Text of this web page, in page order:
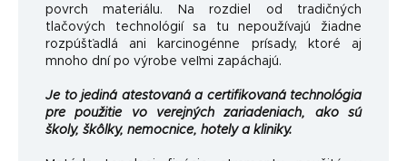
povrch materiálu. Na rozdiel od tradičných
tlačových technológií sa tu nepoužívajú žiadne
rozpúšťadlá ani karcinogénne prísady, ktoré aj
mnoho dní po výrobe veľmi zapáchajú.
Je to jediná atestovaná a certifikovaná technológia
pre použitie vo verejných zariadeniach, ako sú
školy, škôlky, nemocnice, hotely a kliniky.